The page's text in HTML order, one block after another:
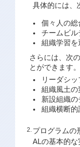
具体的には、
個々人の
チームビル
組織学習
さらには、次
とができます。
リーダシ
組織風土
新設組織
組織横断
2. プログラムの
ALの基本的